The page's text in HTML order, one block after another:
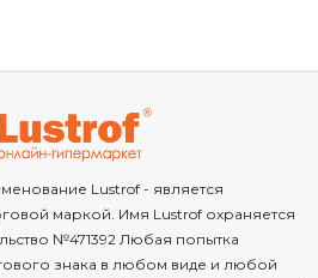
Lustrof - является
маркой. Имя Lustrof охраняется
№471392 Любая попытка
знака в любом виде и любой